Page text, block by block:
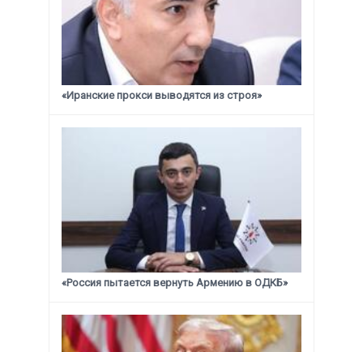
«Иранские прокси выводятся из строя»
«Россия пытается вернуть Армению в ОДКБ»